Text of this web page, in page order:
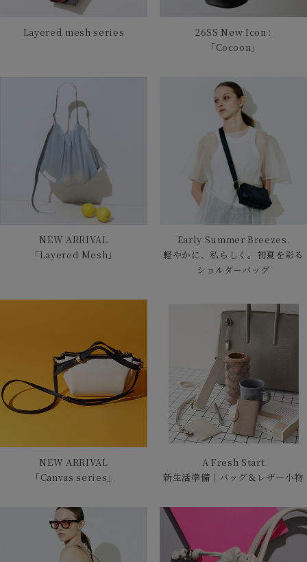
Layered mesh series
26SS New Icon :
「Cocoon」
NEW ARRIVAL
「Layered Mesh」
Early Summer Breezes.
軽やかに、私らしく。初夏を彩る
ショルダーバッグ
NEW ARRIVAL
「Canvas series」
A Fresh Start
新生活準備｜バッグ＆レザー小物